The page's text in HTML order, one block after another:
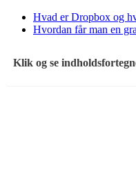
Hvad er Dropbox og
Hvordan får man en
Klik og se